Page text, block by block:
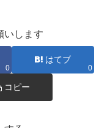
いします
0
はてブ
0
コピー